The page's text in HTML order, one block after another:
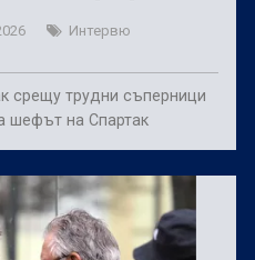
Интервю
срещу трудни съперници
шефът на Спартак